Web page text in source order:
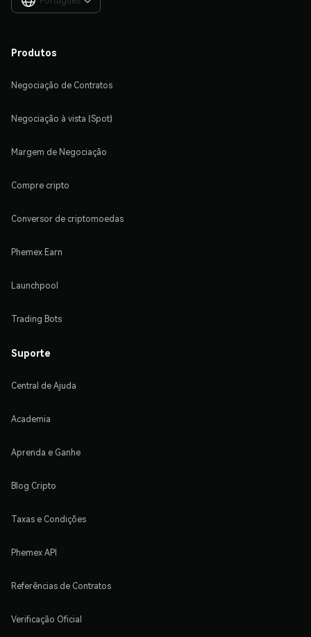
Produtos
Negociação de Contratos
Negociação à vista (Spot)
Margem de Negociação
Compre cripto
Conversor de criptomoedas
Phemex Earn
Launchpool
Trading Bots
Suporte
Central de Ajuda
Academia
Aprenda e Ganhe
Blog Cripto
Taxas e Condições
Phemex API
Referências de Contratos
Verificação Oficial